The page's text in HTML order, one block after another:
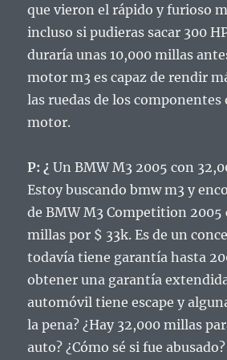
que vieron el rápido y furioso
incluso si pudieras sacar 300
duraría unas 10,000 millas
motor m3 es capaz de rendir
las ruedas de los
motor.
P: ¿ Un BMW M3 2005 con
Estoy buscando bmw m3 y
de BMW M3 Competition 2005
millas por $ 33k. Es de un
todavía tiene garantía hasta
obtener una garantía
automóvil tiene escape y
la pena? ¿Hay 32,000 millas
auto? ¿Cómo sé si fue abusado?